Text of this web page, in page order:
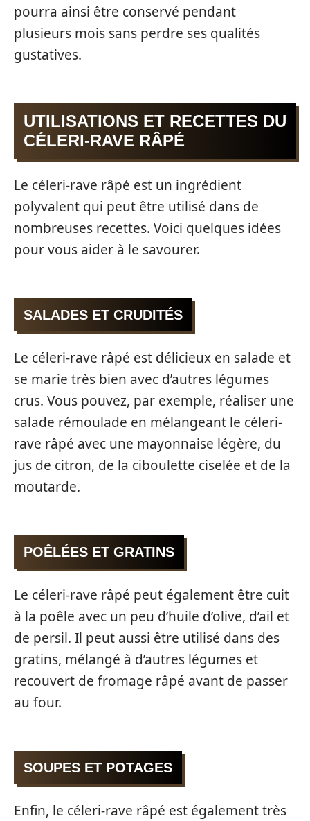
pourra ainsi être conservé pendant
plusieurs mois sans perdre ses qualités
gustatives.
UTILISATIONS ET RECETTES DU
CÉLERI-RAVE RÂPÉ
Le céleri-rave râpé est un ingrédient
polyvalent qui peut être utilisé dans de
nombreuses recettes. Voici quelques idées
pour vous aider à le savourer.
SALADES ET CRUDITÉS
Le céleri-rave râpé est délicieux en salade et
se marie très bien avec d’autres légumes
crus. Vous pouvez, par exemple, réaliser une
salade rémoulade en mélangeant le céleri-
rave râpé avec une mayonnaise légère, du
jus de citron, de la ciboulette ciselée et de la
moutarde.
POÊLÉES ET GRATINS
Le céleri-rave râpé peut également être cuit
à la poêle avec un peu d’huile d’olive, d’ail et
de persil. Il peut aussi être utilisé dans des
gratins, mélangé à d’autres légumes et
recouvert de fromage râpé avant de passer
au four.
SOUPES ET POTAGES
Enfin, le céleri-rave râpé est également très